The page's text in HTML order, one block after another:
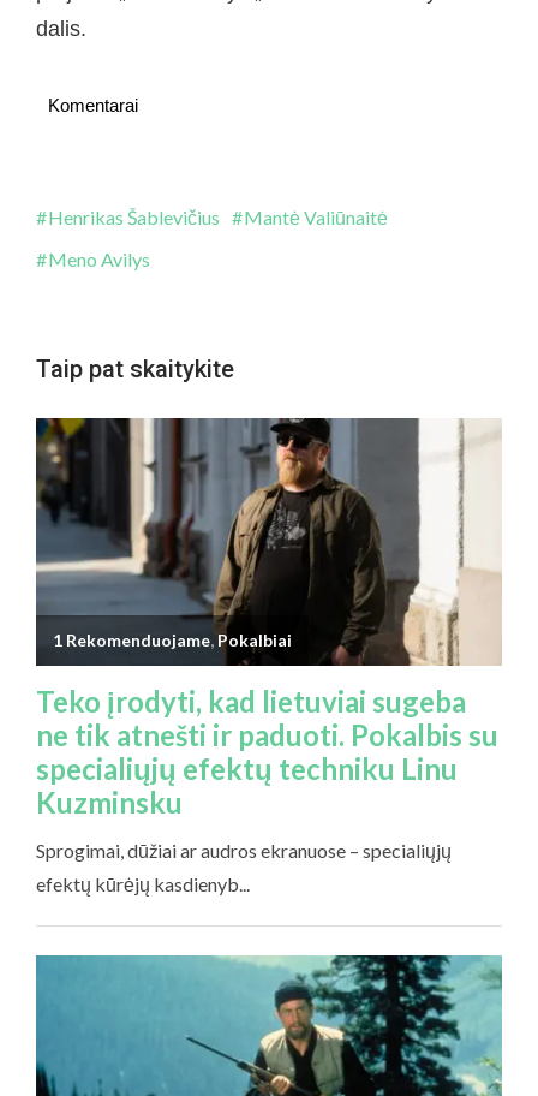
dalis.
Komentarai
Henrikas Šablevičius
Mantė Valiūnaitė
Meno Avilys
Taip pat skaitykite